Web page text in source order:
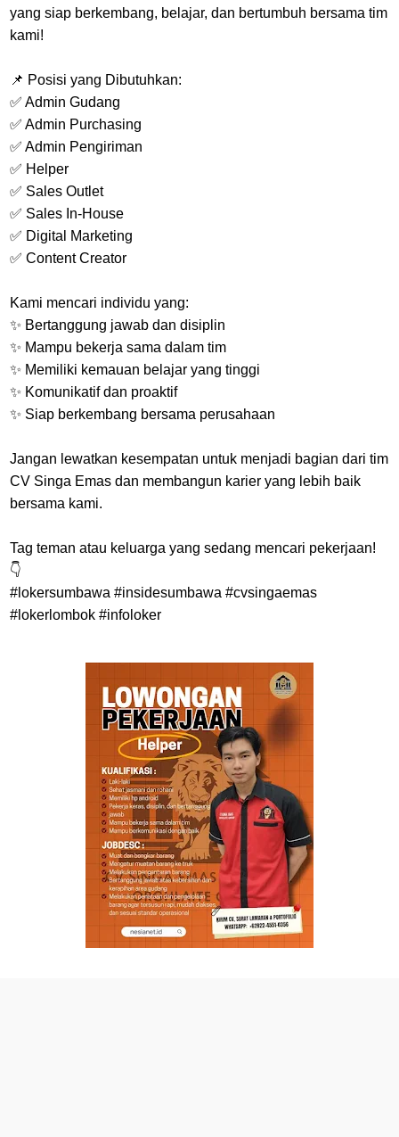
yang siap berkembang, belajar, dan bertumbuh bersama tim
kami!
📌 Posisi yang Dibutuhkan:
✅ Admin Gudang
✅ Admin Purchasing
✅ Admin Pengiriman
✅ Helper
✅ Sales Outlet
✅ Sales In-House
✅ Digital Marketing
✅ Content Creator
Kami mencari individu yang:
✨ Bertanggung jawab dan disiplin
✨ Mampu bekerja sama dalam tim
✨ Memiliki kemauan belajar yang tinggi
✨ Komunikatif dan proaktif
✨ Siap berkembang bersama perusahaan
Jangan lewatkan kesempatan untuk menjadi bagian dari tim
CV Singa Emas dan membangun karier yang lebih baik
bersama kami.
Tag teman atau keluarga yang sedang mencari pekerjaan!
👇
#lokersumbawa #insidesumbawa #cvsingaemas
#lokerlombok #infoloker